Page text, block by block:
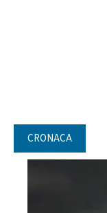
CRONACA